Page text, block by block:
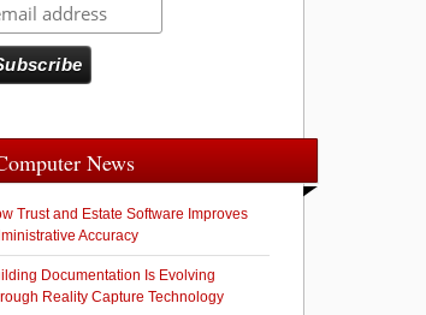
News
Trust and Estate Software Improves
Accuracy
Documentation Is Evolving
Reality Capture Technology